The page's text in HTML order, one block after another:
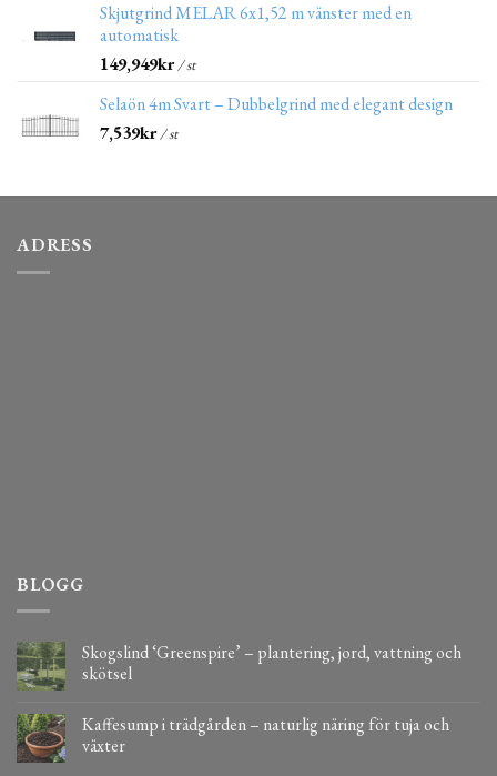
Skjutgrind MELAR 6x1,52 m vänster med en
automatisk
149,949kr/ st
Selaön 4m Svart – Dubbelgrind med elegant design
7,539kr/ st
ADRESS
BLOGG
Skogslind ‘Greenspire’ – plantering, jord, vattning och
skötsel
Kaffesump i trädgården – naturlig näring för tuja och
växter